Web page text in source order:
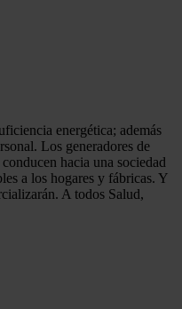
energética; además
Los generadores de
hacia una sociedad
a los hogares y fábricas. Y
A todos Salud,